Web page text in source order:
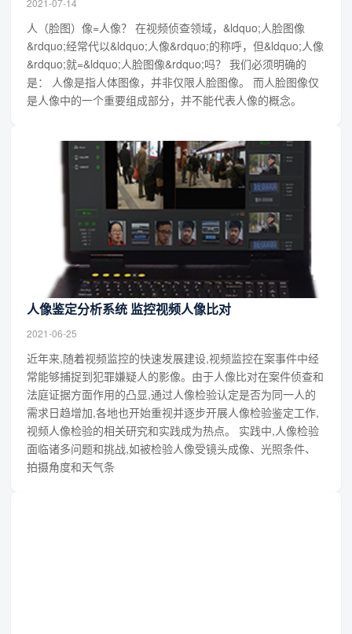
2021-07-14
人（脸图）像=人像？ 在视频侦查领域，&ldquo;人脸图像
&rdquo;经常代以&ldquo;人像&rdquo;的称呼，但&ldquo;人像
&rdquo;就=&ldquo;人脸图像&rdquo;吗？ 我们必须明确的
是： 人像是指人体图像，并非仅限人脸图像。 而人脸图像仅
是人像中的一个重要组成部分，并不能代表人像的概念。
人像鉴定分析系统 监控视频人像比对
2021-06-25
近年来,随着视频监控的快速发展建设,视频监控在案事件中经
常能够捕捉到犯罪嫌疑人的影像。由于人像比对在案件侦查和
法庭证据方面作用的凸显,通过人像检验认定是否为同一人的
需求日趋增加,各地也开始重视并逐步开展人像检验鉴定工作,
视频人像检验的相关研究和实践成为热点。 实践中,人像检验
面临诸多问题和挑战,如被检验人像受镜头成像、光照条件、
拍摄角度和天气条